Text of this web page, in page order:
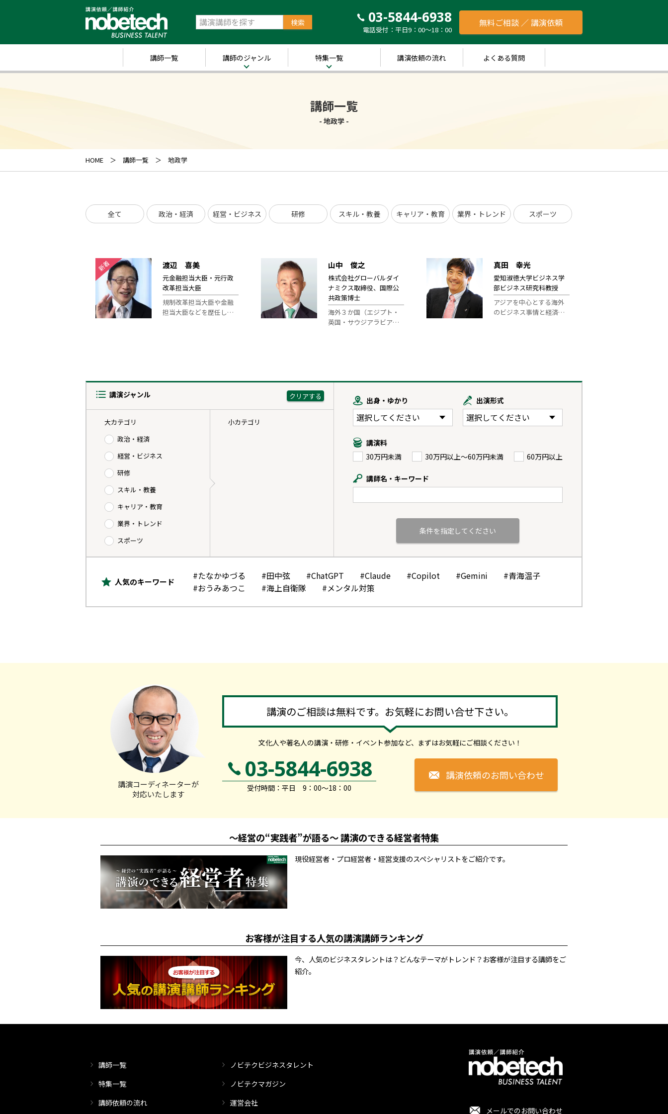
03-5844-6938
電話受付：平日9：00～18：00
無料ご相談 ／ 講演依頼
講師一覧 講師のジャンル 特集一覧
～経営の“実践者”が
語る～ 講演のできる
経営者特集
y”において「10分講
講演依頼の流れ よくある質問
講師一覧
- 地政学 -
HOME 講師一覧 地政学
全て 政治・経済 経営・ビジネス 研修 スキル・教養 キャリア・教育 業界・トレンド スポーツ
新着 渡辺 喜美
元金融担当大臣・元行政
改革担当大臣
規制改革担当大臣や金融
担当大臣などを歴任し…
山中 俊之
株式会社グローバルダイ
ナミクス取締役、国際公
共政策博士
海外３か国（エジプト・
英国・サウジアラビア…
真田 幸光
愛知淑徳大学ビジネス学
部ビジネス研究科教授
アジアを中心とする海外
のビジネス事情と経済…
講演ジャンル
大カテゴリ
政治・経済
経営・ビジネス
研修
スキル・教養
キャリア・教育
業界・トレンド
スポーツ
小カテゴリ
出身・ゆかり 出演形式
講演料
30万円未満
30万円以上〜60万円未満 60万円以上
講師名・キーワード
人気のキーワード
#たなかゆづる #田中弦 #ChatGPT #Claude #Copilot #Gemini
#青海温子
#おうみあつこ
#海上自衛隊 #メンタル対策
講演のご相談は無料です。お気軽にお問い合せ下さい。
文化人や著名人の講演・研修・イベント参加など、 まずはお気軽にご相談ください！
講演コーディネーターが
対応いたします
03-5844-6938
受付時間：平日 9：00～18：00
講演依頼のお問い合わせ
～経営の“実践者”が語る～ 講演のできる経営者特集
現役経営者・プロ経営者・経営支援のスペシャリストをご紹介です。
お客様が注目する人気の講演講師ランキング
今、人気のビジネスタレントは？どんなテーマがトレンド？お客様が注目する講師をご
紹介。
講師一覧
特集一覧
講師依頼の流れ
ノビテクビジネスタレント
ノビテクマガジン
運営会社
メールでのお問い合わせ